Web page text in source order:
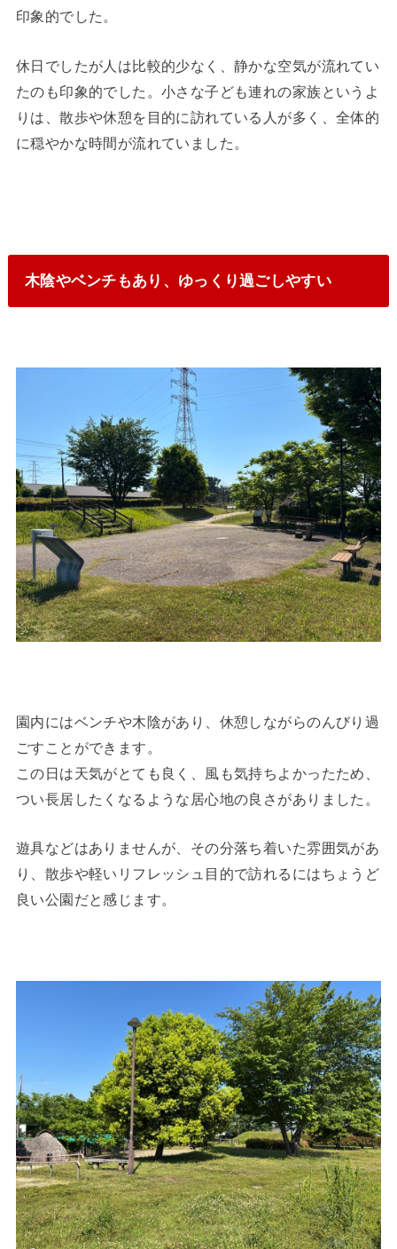
印象的でした。
休日でしたが人は比較的少なく、静かな空気が流れてい
たのも印象的でした。小さな子ども連れの家族というよ
りは、散歩や休憩を目的に訪れている人が多く、全体的
に穏やかな時間が流れていました。
木陰やベンチもあり、ゆっくり過ごしやすい
園内にはベンチや木陰があり、休憩しながらのんびり過
ごすことができます。
この日は天気がとても良く、風も気持ちよかったため、
つい長居したくなるような居心地の良さがありました。
遊具などはありませんが、その分落ち着いた雰囲気があ
り、散歩や軽いリフレッシュ目的で訪れるにはちょうど
良い公園だと感じます。